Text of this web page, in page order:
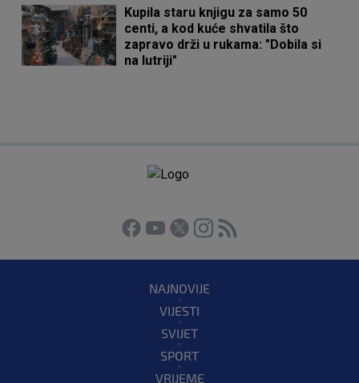
Kupila staru knjigu za samo 50
centi, a kod kuće shvatila što
zapravo drži u rukama: "Dobila si
na lutriji"
NAJNOVIJE
VIJESTI
SVIJET
SPORT
VRIJEME